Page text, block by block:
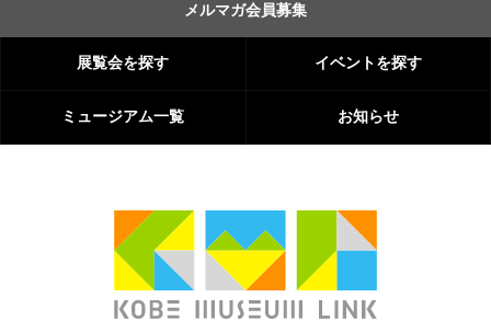
メルマガ会員募集
展覧会を探す イベントを探す
ミュージアム一覧 お知らせ